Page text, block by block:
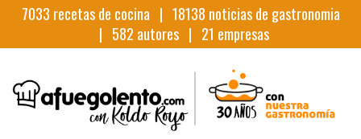
7033 recetas de cocina | 18138 noticias de gastronomia
| 582 autores | 21 empresas